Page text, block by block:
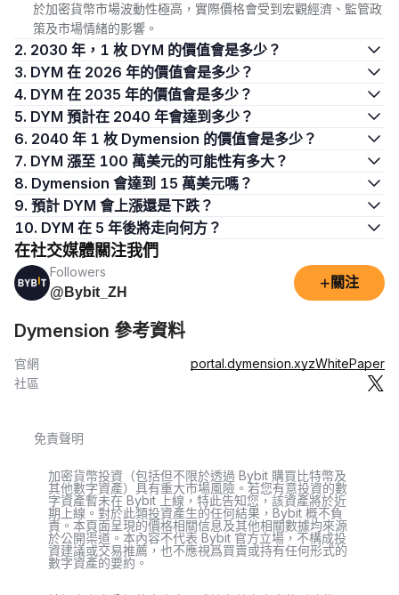
於加密貨幣市場波動性極高，實際價格會受到宏觀經濟、監管政
策及市場情緒的影響。
2. 2030 年，1 枚 DYM 的價值會是多少？
3. DYM 在 2026 年的價值會是多少？
4. DYM 在 2035 年的價值會是多少？
5. DYM 預計在 2040 年會達到多少？
6. 2040 年 1 枚 Dymension 的價值會是多少？
7. DYM 漲至 100 萬美元的可能性有多大？
8. Dymension 會達到 15 萬美元嗎？
9. 預計 DYM 會上漲還是下跌？
10. DYM 在 5 年後將走向何方？
在社交媒體關注我們
Followers
@Bybit_ZH
+ 關注
Dymension 參考資料
官網 portal.dymension.xyzWhitePaper
社區
免責聲明
加密貨幣投資（包括但不限於透過 Bybit 購買比特幣及
其他數字資產）具有重大市場風險。若您有意投資的數
字資產暫未在 Bybit 上線，特此告知您，該資產將於近
期上線。對於此類投資產生的任何結果，Bybit 概不負
責。本頁面呈現的價格相關信息及其他相關數據均來源
於公開渠道。本內容不代表 Bybit 官方立場，不構成投
資建議或交易推薦，也不應視爲買賣或持有任何形式的
數字資產的要約。